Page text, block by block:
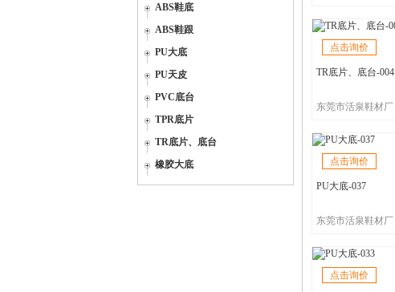
ABS鞋底
ABS鞋跟
PU大底
PU天皮
PVC底台
TPR底片
TR底片、底台
橡胶大底
点击询价
TR底片、底台-004
东莞市活泉鞋材厂
点击询价
PU大底-037
东莞市活泉鞋材厂
点击询价